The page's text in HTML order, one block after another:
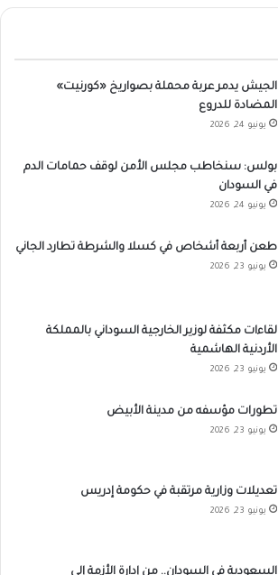
الجيش يدمر عربة محملة بصواريخ «كورنيت»
المضادة للدروع
يونيو 24, 2026
بولس: سنخاطب مجلس الأمن لوقف حمامات الدم
في السودان
يونيو 24, 2026
طعن أربعة أشخاص في كسلا والشرطة تطارد الجاني
يونيو 23, 2026
لقاءات مكثفة لوزير الخارجية السوداني بالمملكة
الأردنية الهاشمية
يونيو 23, 2026
تطورات مؤسفه من مدينة الأبيض
يونيو 23, 2026
تعديلات وزارية مرتقبة في حكومة إدريس
يونيو 23, 2026